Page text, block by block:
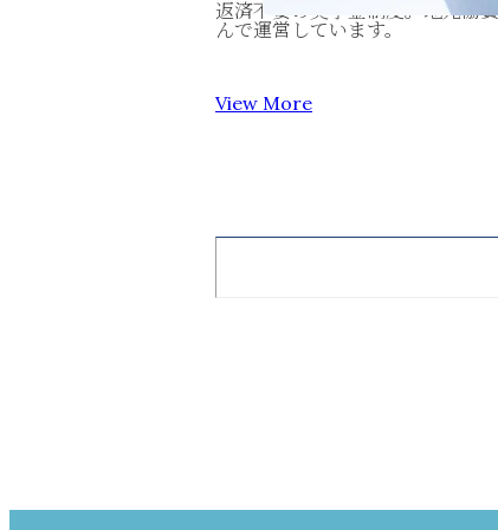
返済不要の奨学金制度。地元協
んで運営しています。
View More